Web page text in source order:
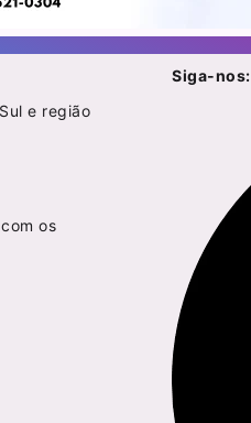
e região
os
Siga-nos: